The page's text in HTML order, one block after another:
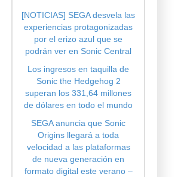
[NOTICIAS] SEGA desvela las
experiencias protagonizadas
por el erizo azul que se
podrán ver en Sonic Central
Los ingresos en taquilla de
Sonic the Hedgehog 2
superan los 331,64 millones
de dólares en todo el mundo
SEGA anuncia que Sonic
Origins llegará a toda
velocidad a las plataformas
de nueva generación en
formato digital este verano –